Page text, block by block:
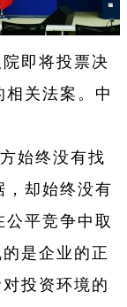
即将投票决
关法案。中
始终没有找
却始终没有
平竞争中取
是企业的正
投资环境的